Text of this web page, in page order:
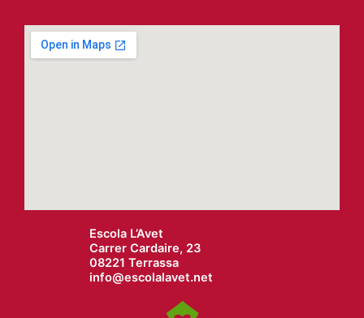
Escola L’Avet
Carrer Cardaire, 23
08221 Terrassa
info@escolalavet.net